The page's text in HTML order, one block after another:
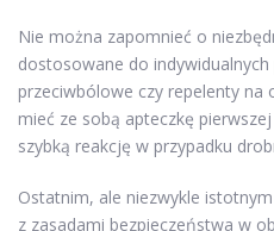
Nie można zapomnieć o
dostosowane do
przeciwbólowe czy repelenty na
mieć ze sobą apteczkę
szybką reakcję w przypadku
Ostatnim, ale niezwykle
z zasadami bezpieczeństwa w